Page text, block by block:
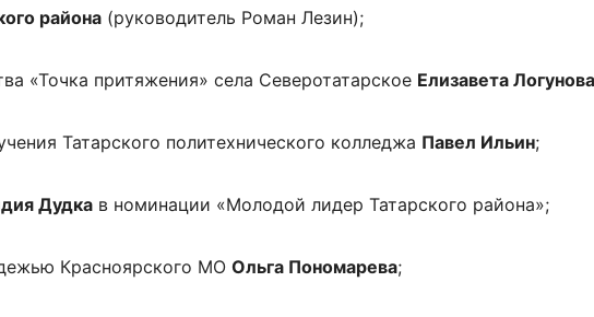
района (руководитель Роман Лезин);
«Точка притяжения» села Северотатарское Елизавета Логунова
Татарского политехнического колледжа Павел Ильин;
Дудка в номинации «Молодой лидер Татарского района»;
Красноярского МО Ольга Пономарева;